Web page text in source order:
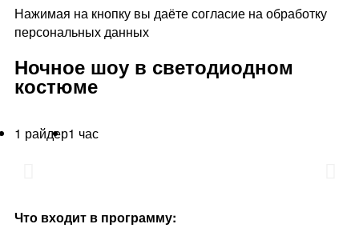
Нажимая на кнопку вы даёте согласие на обработку
персональных данных
Ночное шоу в светодиодном
костюме
1 райдер1 час
Что входит в программу: